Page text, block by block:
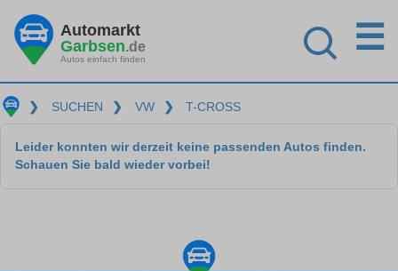
Automarkt
Garbsen.de
Autos einfach finden
☰
❯ SUCHEN ❯ VW ❯ T-CROSS
Leider konnten wir derzeit keine passenden Autos finden.
Schauen Sie bald wieder vorbei!